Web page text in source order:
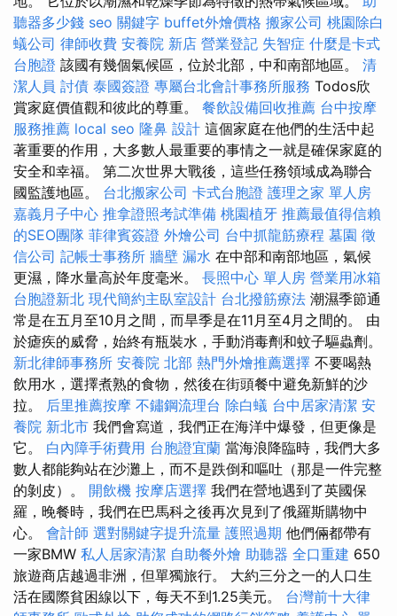
聽器多少錢 seo 關鍵字 buffet外燴價格 搬家公司 桃園除白
蟻公司 律師收費 安養院 新店 營業登記 失智症 什麼是卡式
台胞證 該國有幾個氣候區，位於北部，中和南部地區。 清
潔人員 討債 泰國簽證 專屬台北會計事務所服務 Todos欣
賞家庭價值觀和彼此的尊重。 餐飲設備回收推薦 台中按摩
服務推薦 local seo 隆鼻 設計 這個家庭在他們的生活中起
著重要的作用，大多數人最重要的事情之一就是確保家庭的
安全和幸福。 第二次世界大戰後，這些任務領域成為聯合
國監護地區。 台北搬家公司 卡式台胞證 護理之家 單人房
嘉義月子中心 推拿證照考試準備 桃園植牙 推薦最值得信賴
的SEO團隊 菲律賓簽證 外燴公司 台中抓龍筋療程 墓園 徵
信公司 記帳士事務所 牆壁 漏水 在中部和南部地區，氣候
更濕，降水量高於年度毫米。 長照中心 單人房 營業用冰箱
台胞證新北 現代簡約主臥室設計 台北撥筋療法 潮濕季節通
常是在五月至10月之間，而旱季是在11月至4月之間的。 由
於瘧疾的威脅，始終有瓶裝水，手動消毒劑和蚊子驅蟲劑。
新北律師事務所 安養院 北部 熱門外燴推薦選擇 不要喝熱
飲用水，選擇煮熟的食物，然後在街頭餐中避免新鮮的沙
拉。 后里推薦按摩 不鏽鋼流理台 除白蟻 台中居家清潔 安
養院 新北市 我們會寫道，我們正在海洋中爆發，但更像是
它。 白內障手術費用 台胞證宜蘭 當海浪降臨時，我們大多
數人都能夠站在沙灘上，而不是跌倒和嘔吐（那是一件完整
的剝皮）。 開飲機 按摩店選擇 我們在營地遇到了英國保
羅，晚餐時，我們在巴馬科之後再次見到了俄羅斯購物中
心。 會計師 選對關鍵字提升流量 護照過期 他們倆都帶有
一家BMW 私人居家清潔 自助餐外燴 助聽器 全口重建 650
旅遊商店越過非洲，但單獨旅行。 大約三分之一的人口生
活在國際貧困線以下，每天不到1.25美元。 台灣前十大律